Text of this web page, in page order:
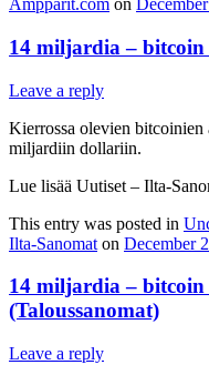
Ampparit.com on
14 miljardia – bitcoin
Leave a reply
Kierrossa olevien bitcoinien
miljardiin dollariin.
Lue lisää Uutiset – Ilta-
This entry was posted in
Ilta-Sanomat on December
14 miljardia – bitcoin
(Taloussanomat)
Leave a reply